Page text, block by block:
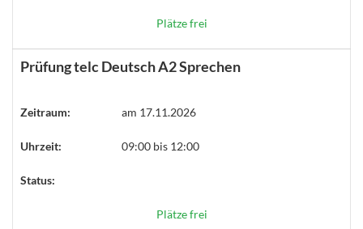
Plätze frei
Prüfung telc Deutsch A2 Sprechen
Zeitraum: am 17.11.2026
Uhrzeit: 09:00 bis 12:00
Status:
Plätze frei